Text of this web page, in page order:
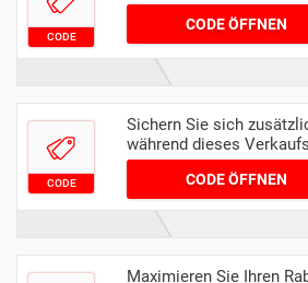
CODE
CODE ÖFFNEN
CODE
Sichern Sie sich
während dieses
CODE ÖFFNEN
Maximieren Sie Ihren